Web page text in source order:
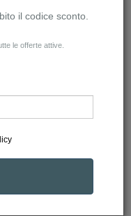
GIOIELLERIA ITALIANA
Anello in Oro Bianco
con Diamanti
il codice sconto.
le offerte attive.